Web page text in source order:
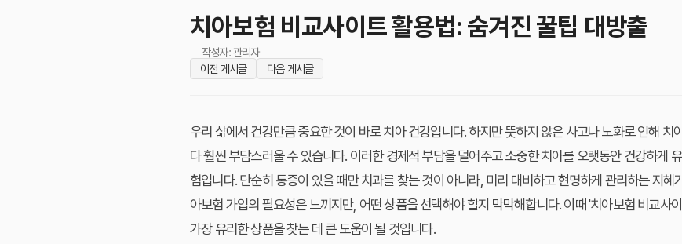
치아보험 비교사이트 활용법: 숨겨진 꿀팁 대방출
작성자: 관리자
이전 게시글
다음 게시글
우리 삶에서 건강만큼 중요한 것이 바로 치아 건강입니다. 하지만 뜻하지 않은 사고나 노화로 인해 치
다 훨씬 부담스러울 수 있습니다. 이러한 경제적 부담을 덜어주고 소중한 치아를 오랫동안 건강하게
험입니다. 단순히 통증이 있을 때만 치과를 찾는 것이 아니라, 미리 대비하고 현명하게 관리하는 지혜
아보험 가입의 필요성은 느끼지만, 어떤 상품을 선택해야 할지 막막해합니다. 이때 '치아보험 비교사
가장 유리한 상품을 찾는 데 큰 도움이 될 것입니다.